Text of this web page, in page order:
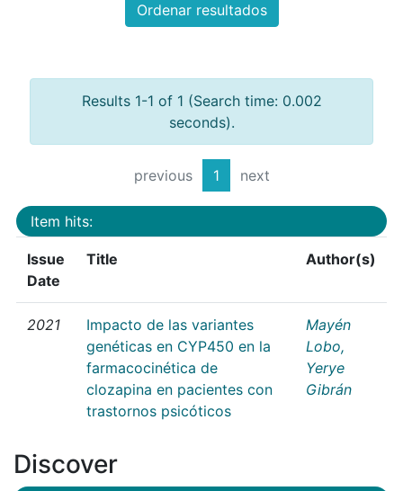
Ordenar resultados
Results 1-1 of 1 (Search time: 0.002
seconds).
previous 1 next
Item hits:
Issue
Date
Title Author(s)
2021
Impacto de las variantes
genéticas en CYP450 en la
farmacocinética de
clozapina en pacientes con
trastornos psicóticos
Mayén
Lobo,
Yerye
Gibrán
Discover